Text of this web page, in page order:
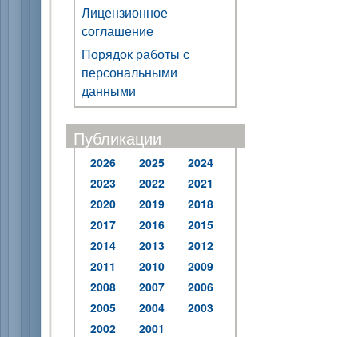
Лицензионное
соглашение
Порядок работы с
персональными
данными
Публикации
2026 2025
2024
2023
2022
2021
2020
2019
2018
2017
2016
2015
2014
2013
2012
2011
2010
2009
2008
2007
2006
2005
2004
2003
2002
2001